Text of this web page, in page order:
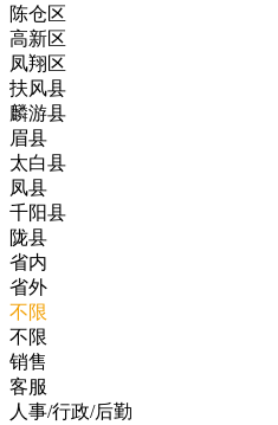
陈仓区
高新区
凤翔区
扶风县
麟游县
眉县
太白县
凤县
千阳县
陇县
省内
省外
不限
不限
销售
客服
人事/行政/后勤